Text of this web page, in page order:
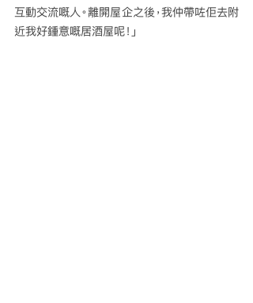
互動交流嘅人。離開屋企之後，我仲帶咗佢去附
近我好鍾意嘅居酒屋呢！」